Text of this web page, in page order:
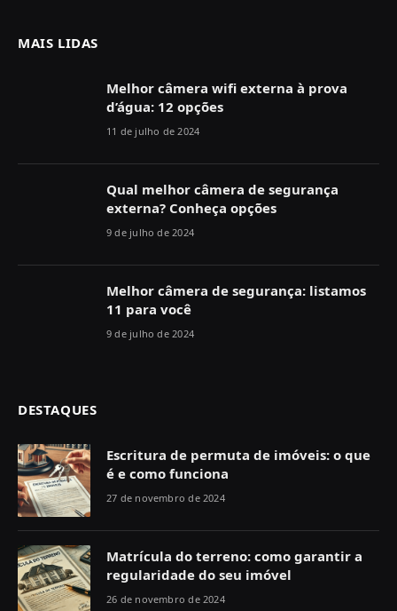
MAIS LIDAS
Melhor câmera wifi externa à prova
d’água: 12 opções
11 de julho de 2024
Qual melhor câmera de segurança
externa? Conheça opções
9 de julho de 2024
Melhor câmera de segurança: listamos
11 para você
9 de julho de 2024
DESTAQUES
Escritura de permuta de imóveis: o que
é e como funciona
27 de novembro de 2024
Matrícula do terreno: como garantir a
regularidade do seu imóvel
26 de novembro de 2024